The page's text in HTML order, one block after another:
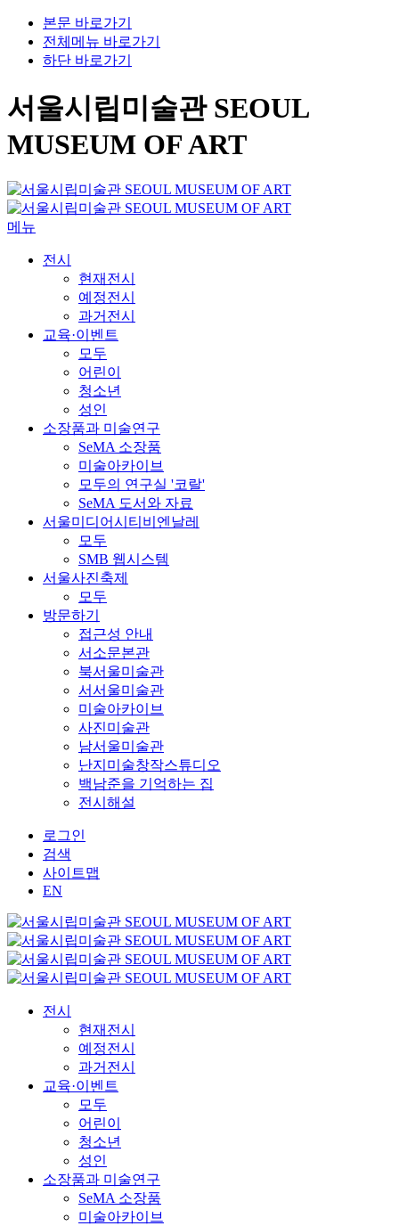
본문 바로가기
전체메뉴 바로가기
하단 바로가기
서울시립미술관 SEOUL
MUSEUM OF ART
메뉴
전시
현재전시
예정전시
과거전시
교육·이벤트
모두
어린이
청소년
성인
소장품과 미술연구
SeMA 소장품
미술아카이브
모두의 연구실 '코랄'
SeMA 도서와 자료
서울미디어시티비엔날레
모두
SMB 웹시스템
서울사진축제
모두
방문하기
접근성 안내
서소문본관
북서울미술관
서서울미술관
미술아카이브
사진미술관
남서울미술관
난지미술창작스튜디오
백남준을 기억하는 집
전시해설
로그인
검색
사이트맵
EN
전시
현재전시
예정전시
과거전시
교육·이벤트
모두
어린이
청소년
성인
소장품과 미술연구
SeMA 소장품
미술아카이브